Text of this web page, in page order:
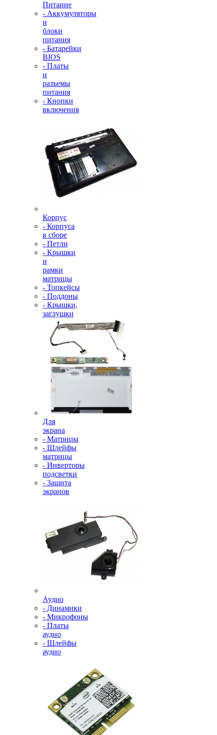
Питание
- Аккумуляторы
и
блоки
питания
- Батарейки
BIOS
- Платы
и
разъемы
питания
- Кнопки
включения
Корпус
- Корпуса
в сборе
- Петли
- Крышки
и
рамки
матрицы
- Топкейсы
- Поддоны
- Крышки,
заглушки
Для
экрана
- Матрицы
- Шлейфы
матрицы
- Инверторы
подсветки
- Защита
экранов
Аудио
- Динамики
- Микрофоны
- Платы
аудио
- Шлейфы
аудио